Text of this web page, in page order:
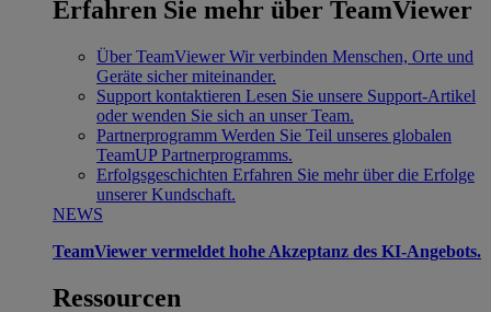
Erfahren Sie mehr über TeamViewer
Über TeamViewer Wir verbinden Menschen, Orte und
Geräte sicher miteinander.
Support kontaktieren Lesen Sie unsere Support-Artikel
oder wenden Sie sich an unser Team.
Partnerprogramm Werden Sie Teil unseres globalen
TeamUP Partnerprogramms.
Erfolgsgeschichten Erfahren Sie mehr über die Erfolge
unserer Kundschaft.
NEWS
TeamViewer vermeldet hohe Akzeptanz des KI-Angebots.
Ressourcen